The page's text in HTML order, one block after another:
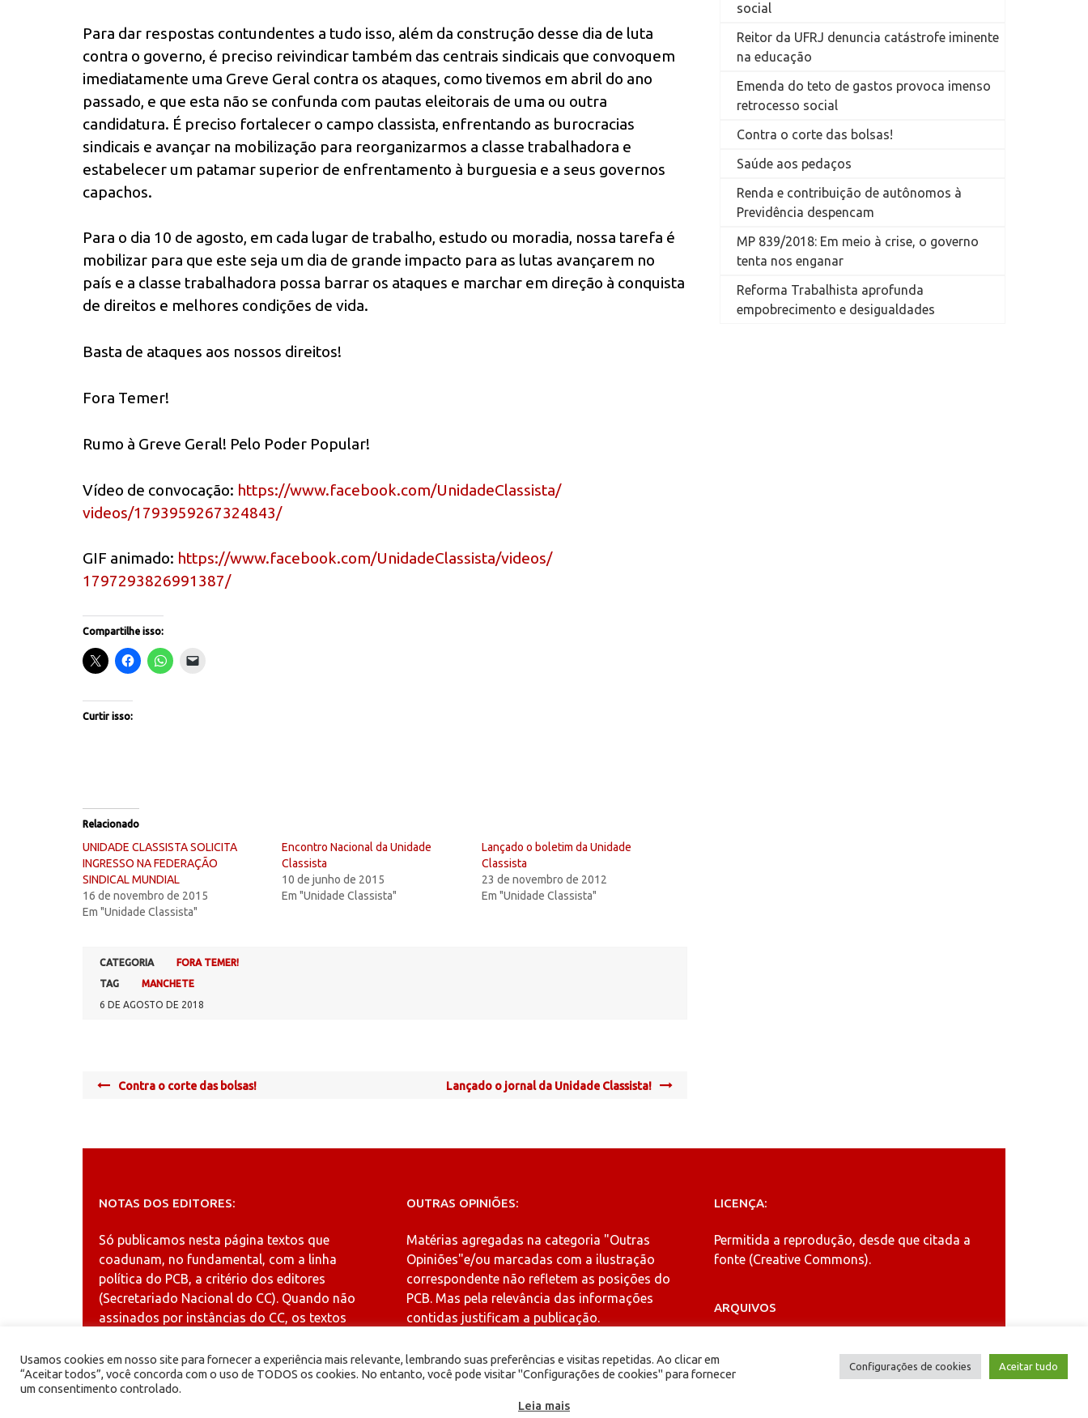
Para dar respostas contundentes a tudo isso, além da construção desse dia de luta
contra o governo, é preciso reivindicar também das centrais sindicais que convoquem
imediatamente uma Greve Geral contra os ataques, como tivemos em abril do ano
passado, e que esta não se confunda com pautas eleitorais de uma ou outra
candidatura. É preciso fortalecer o campo classista, enfrentando as burocracias
sindicais e avançar na mobilização para reorganizarmos a classe trabalhadora e
estabelecer um patamar superior de enfrentamento à burguesia e a seus governos
capachos.
Para o dia 10 de agosto, em cada lugar de trabalho, estudo ou moradia, nossa tarefa é
mobilizar para que este seja um dia de grande impacto para as lutas avançarem no
país e a classe trabalhadora possa barrar os ataques e marchar em direção à conquista
de direitos e melhores condições de vida.
Basta de ataques aos nossos direitos!
Fora Temer!
Rumo à Greve Geral! Pelo Poder Popular!
Vídeo de convocação: https://www.facebook.com/UnidadeClassista/
videos/1793959267324843/
GIF animado: https://www.facebook.com/UnidadeClassista/videos/
1797293826991387/
Compartilhe isso:
Curtir isso:
Relacionado
UNIDADE CLASSISTA SOLICITA
INGRESSO NA FEDERAÇÃO
SINDICAL MUNDIAL
16 de novembro de 2015
Em "Unidade Classista"
Encontro Nacional da Unidade
Classista
10 de junho de 2015
Em "Unidade Classista"
Lançado o boletim da Unidade
Classista
23 de novembro de 2012
Em "Unidade Classista"
CATEGORIA
FORA TEMER!
TAG
MANCHETE
6 DE AGOSTO DE 2018
PostContra o corte das bolsas! Lançado o jornal da Unidade Classista!
social
Reitor da UFRJ denuncia catástrofe iminente
na educação
Emenda do teto de gastos provoca imenso
retrocesso social
Contra o corte das bolsas!
Saúde aos pedaços
Renda e contribuição de autônomos à
Previdência despencam
MP 839/2018: Em meio à crise, o governo
tenta nos enganar
Reforma Trabalhista aprofunda
empobrecimento e desigualdades
NOTAS DOS EDITORES:
Só publicamos nesta página textos que
coadunam, no fundamental, com a linha
política do PCB, a critério dos editores
(Secretariado Nacional do CC). Quando não
assinados por instâncias do CC, os textos
OUTRAS OPINIÕES:
Matérias agregadas na categoria "Outras
Opiniões"e/ou marcadas com a ilustração
correspondente não refletem as posições do
PCB. Mas pela relevância das informações
contidas justificam a publicação.
LICENÇA:
Permitida a reprodução, desde que citada a
fonte (Creative Commons).
ARQUIVOS
Usamos cookies em nosso site para fornecer a experiência mais relevante, lembrando suas preferências e visitas repetidas. Ao clicar em
“Aceitar todos”, você concorda com o uso de TODOS os cookies. No entanto, você pode visitar "Configurações de cookies" para fornecer
um consentimento controlado.
Configurações de cookies Aceitar tudo
Leia mais